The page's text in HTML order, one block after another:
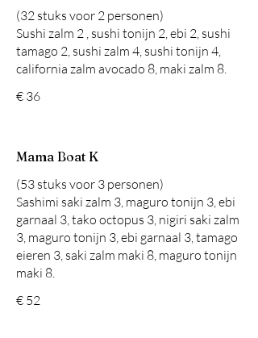
(32 stuks voor 2 personen)
Sushi zalm 2 , sushi tonijn 2, ebi 2, sushi
tamago 2, sushi zalm 4, sushi tonijn 4,
california zalm avocado 8, maki zalm 8.
€ 36
Mama Boat K
(53 stuks voor 3 personen)
Sashimi saki zalm 3, maguro tonijn 3, ebi
garnaal 3, tako octopus 3, nigiri saki zalm
3, maguro tonijn 3, ebi garnaal 3, tamago
eieren 3, saki zalm maki 8, maguro tonijn
maki 8.
€ 52